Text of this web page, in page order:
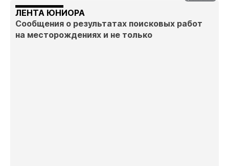
ЛЕНТА ЮНИОРА
Сообщения о результатах поисковых работ
на месторождениях и не только